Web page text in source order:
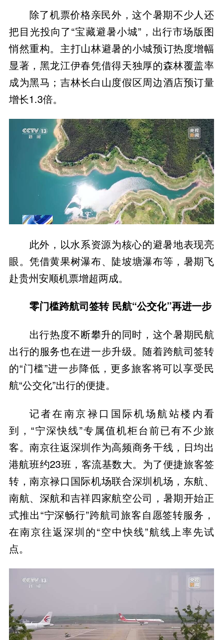
除了机票价格亲民外，这个暑期不少人还
把目光投向了“宝藏避暑小城”，出行市场版图
悄然重构。主打山林避暑的小城预订热度增幅
显著，黑龙江伊春凭借得天独厚的森林覆盖率
成为黑马；吉林长白山度假区周边酒店预订量
增长1.3倍。
此外，以水系资源为核心的避暑地表现亮
眼。凭借黄果树瀑布、陡坡塘瀑布等，暑期飞
赴贵州安顺机票增超两成。
零门槛跨航司签转 民航“公交化”再进一步
出行热度不断攀升的同时，这个暑期民航
出行的服务也在进一步升级。随着跨航司签转
的“门槛”进一步降低，更多旅客将可以享受民
航“公交化”出行的便捷。
记者在南京禄口国际机场航站楼内看
到，“宁深快线”专属值机柜台前已有不少旅
客。南京往返深圳作为高频商务干线，日均出
港航班约23班，客流基数大。为了便捷旅客签
转，南京禄口国际机场联合深圳机场，东航、
南航、深航和吉祥四家航空公司，暑期开始正
式推出“宁深畅行”跨航司旅客自愿签转服务，
在南京往返深圳的“空中快线”航线上率先试
点。